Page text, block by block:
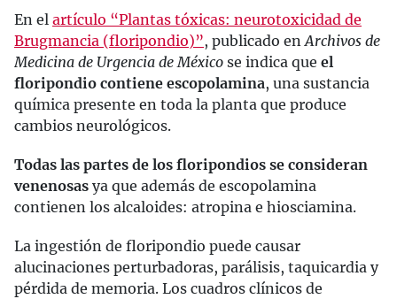
En el artículo “Plantas tóxicas: neurotoxicidad de
Brugmancia (floripondio)”, publicado enArchivos de
Medicina de Urgencia de México se indica que el
floripondio contiene escopolamina, una sustancia
química presente en toda la planta que produce
cambios neurológicos.
Todas las partes de los floripondios se consideran
venenosas ya que además de escopolamina
contienen los alcaloides: atropina e hiosciamina.
La ingestión de floripondio puede causar
alucinaciones perturbadoras, parálisis, taquicardia y
pérdida de memoria. Los cuadros clínicos de